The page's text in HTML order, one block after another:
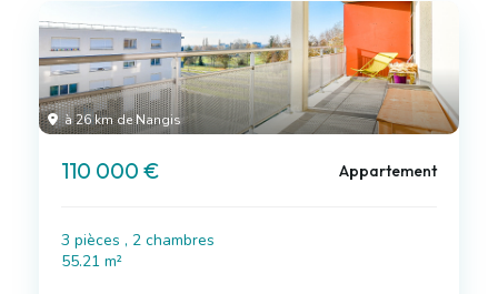
à 26 km de Nangis
110 000 € Appartement
3 pièces , 2 chambres
55.21 m²